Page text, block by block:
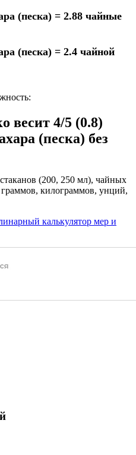
(песка) = 2.88 чайные
(песка) = 2.4 чайной
весит 4/5 (0.8)
(песка) без
(200, 250 мл), чайных
килограммов, унций,
калькулятор мер и